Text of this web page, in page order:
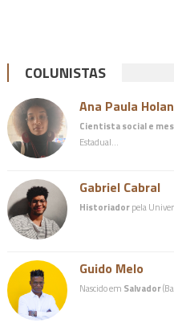
COLUNISTAS
Ana Paula
Cientista social e
Estadual…
Gabriel Cabral
Historiadorpela
Guido Melo
Nascido em Salvador